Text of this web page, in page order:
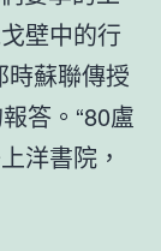
壁中的行
時蘇聯傳授
答。“80盧
洋書院，